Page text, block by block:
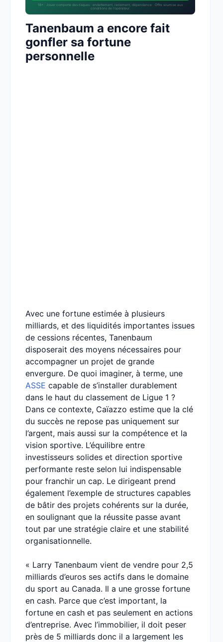
18+ · Jouer comporte des risques : endettement, isolement, dépendance · Offre soumise aux
conditions de l’opérateur.
Tanenbaum a encore fait
gonfler sa fortune
personnelle
Avec une fortune estimée à plusieurs
milliards, et des liquidités importantes issues
de cessions récentes, Tanenbaum
disposerait des moyens nécessaires pour
accompagner un projet de grande
envergure. De quoi imaginer, à terme, une
ASSE capable de s’installer durablement
dans le haut du classement de Ligue 1 ?
Dans ce contexte, Caïazzo estime que la clé
du succès ne repose pas uniquement sur
l’argent, mais aussi sur la compétence et la
vision sportive. L’équilibre entre
investisseurs solides et direction sportive
performante reste selon lui indispensable
pour franchir un cap. Le dirigeant prend
également l’exemple de structures capables
de bâtir des projets cohérents sur la durée,
en soulignant que la réussite passe avant
tout par une stratégie claire et une stabilité
organisationnelle.
« Larry Tanenbaum vient de vendre pour 2,5
milliards d’euros ses actifs dans le domaine
du sport au Canada. Il a une grosse fortune
en cash. Parce que c’est important, la
fortune en cash et pas seulement en actions
d’entreprise. Avec l’immobilier, il doit peser
près de 5 milliards donc il a largement les